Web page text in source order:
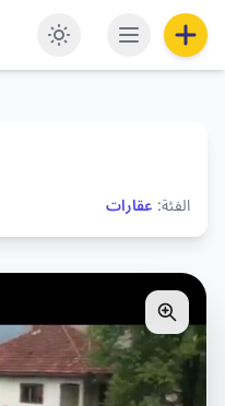
الفئة: عقارات